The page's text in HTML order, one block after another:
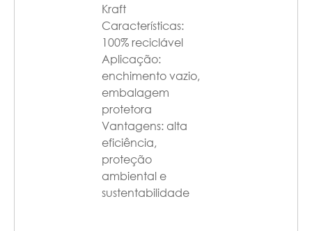
Kraft
Características:
100% reciclável
Aplicação:
enchimento vazio,
embalagem
protetora
Vantagens: alta
eficiência,
proteção
ambiental e
sustentabilidade